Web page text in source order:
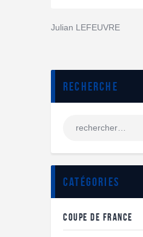
Julian LEFEUVRE
Recherche
Catégories
COUPE DE FRANCE